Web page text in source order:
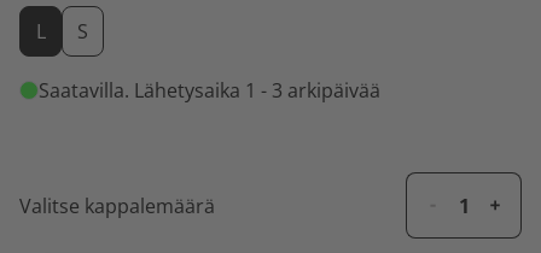
L
S
Saatavilla. Lähetysaika 1 - 3 arkipäivää
Valitse kappalemäärä